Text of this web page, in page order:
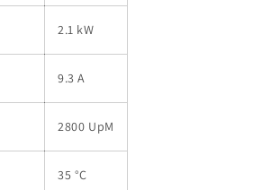
2.1 kW
9.3 A
2800 UpM
35 °C